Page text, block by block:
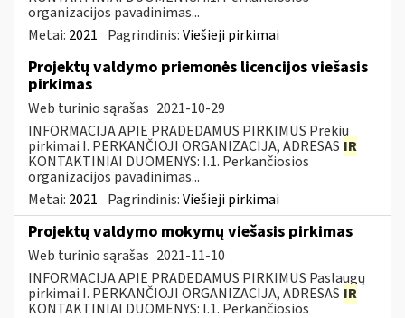
organizacijos pavadinimas...
Metai: 2021 Pagrindinis:Viešieji pirkimai
Projektų valdymo priemonės licencijos viešasis
pirkimas
Web turinio sąrašas 2021-10-29
INFORMACIJA APIE PRADEDAMUS PIRKIMUS Prekių
pirkimai I. PERKANČIOJI ORGANIZACIJA, ADRESAS IR
KONTAKTINIAI DUOMENYS: I.1. Perkančiosios
organizacijos pavadinimas...
Metai: 2021 Pagrindinis:Viešieji pirkimai
Projektų valdymo mokymų viešasis pirkimas
Web turinio sąrašas 2021-11-10
INFORMACIJA APIE PRADEDAMUS PIRKIMUS Paslaugų
pirkimai I. PERKANČIOJI ORGANIZACIJA, ADRESAS IR
KONTAKTINIAI DUOMENYS: I.1. Perkančiosios